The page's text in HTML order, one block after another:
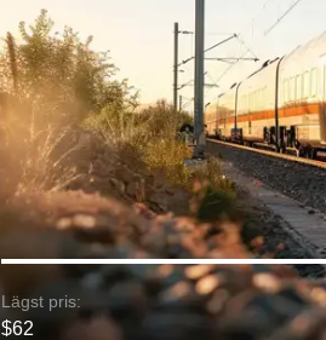
Lägst pris:
$62